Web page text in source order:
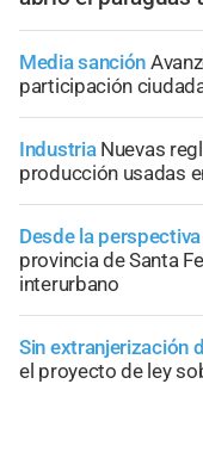
Media sanción
participación
Industria Nuevas
producción usadas
Desde la
provincia de Santa
interurbano
Sin extranjerización
el proyecto de ley